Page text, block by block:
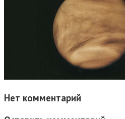
Нет комментарий